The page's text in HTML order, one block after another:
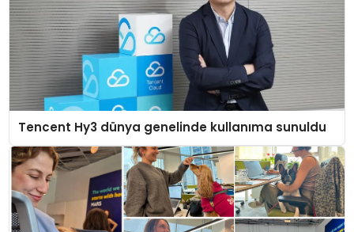
Tencent Hy3 dünya genelinde kullanıma sunuldu